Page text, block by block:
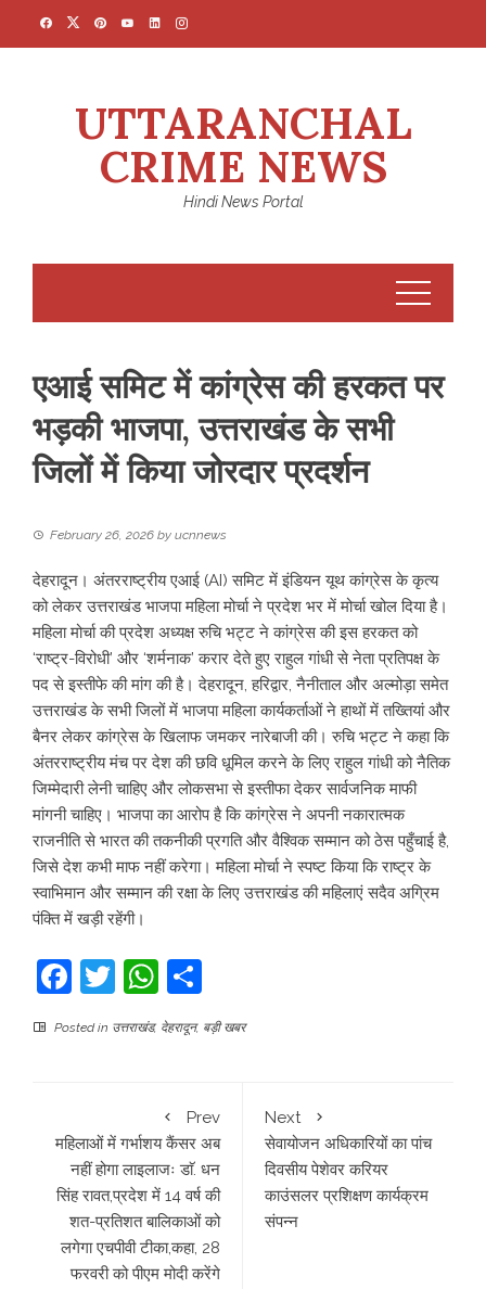
UTTARANCHAL
CRIME NEWS
Hindi News Portal
एआई समिट में कांग्रेस की हरकत पर
भड़की भाजपा, उत्तराखंड के सभी
जिलों में किया जोरदार प्रदर्शन
February 26, 2026 by ucnnews
देहरादून। अंतरराष्ट्रीय एआई (AI) समिट में इंडियन यूथ कांग्रेस के कृत्य
को लेकर उत्तराखंड भाजपा महिला मोर्चा ने प्रदेश भर में मोर्चा खोल दिया है।
महिला मोर्चा की प्रदेश अध्यक्ष रुचि भट्ट ने कांग्रेस की इस हरकत को
‘राष्ट्र-विरोधी’ और ‘शर्मनाक’ करार देते हुए राहुल गांधी से नेता प्रतिपक्ष के
पद से इस्तीफे की मांग की है। देहरादून, हरिद्वार, नैनीताल और अल्मोड़ा समेत
उत्तराखंड के सभी जिलों में भाजपा महिला कार्यकर्ताओं ने हाथों में तख्तियां और
बैनर लेकर कांग्रेस के खिलाफ जमकर नारेबाजी की। रुचि भट्ट ने कहा कि
अंतरराष्ट्रीय मंच पर देश की छवि धूमिल करने के लिए राहुल गांधी को नैतिक
जिम्मेदारी लेनी चाहिए और लोकसभा से इस्तीफा देकर सार्वजनिक माफी
मांगनी चाहिए। भाजपा का आरोप है कि कांग्रेस ने अपनी नकारात्मक
राजनीति से भारत की तकनीकी प्रगति और वैश्विक सम्मान को ठेस पहुँचाई है,
जिसे देश कभी माफ नहीं करेगा। महिला मोर्चा ने स्पष्ट किया कि राष्ट्र के
स्वाभिमान और सम्मान की रक्षा के लिए उत्तराखंड की महिलाएं सदैव अग्रिम
पंक्ति में खड़ी रहेंगी।
Facebook
TwitterWhatsApp
Posted in उत्तराखंड, देहरादून, बड़ी खबर
Prev
महिलाओं में गर्भाशय कैंसर अब
नहीं होगा लाइलाजः डाॅ. धन
सिंह रावत,प्रदेश में 14 वर्ष की
शत-प्रतिशत बालिकाओं को
लगेगा एचपीवी टीका,कहा, 28
फरवरी को पीएम मोदी करेंगे
Next
सेवायोजन अधिकारियों का पांच
दिवसीय पेशेवर करियर
काउंसलर प्रशिक्षण कार्यक्रम
संपन्न